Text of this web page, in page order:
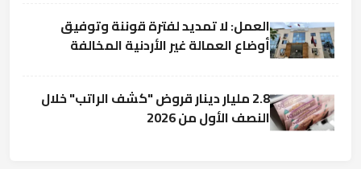
العمل: لا تمديد لفترة قوننة وتوفيق
أوضاع العمالة غير الأردنية المخالفة
2.8 مليار دينار قروض "كشف الراتب" خلال
النصف الأول من 2026